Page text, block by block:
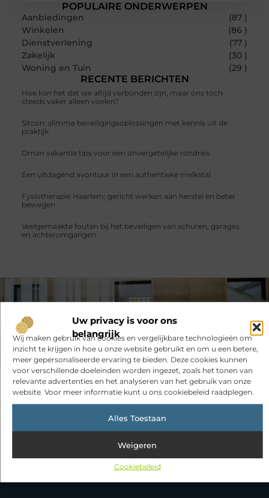
Uw privacy is voor ons
belangrijk
Wij maken gebruik van cookies en vergelijkbare technologieën om
inzicht te krijgen in hoe u onze website gebruikt en om u een betere,
meer gepersonaliseerde ervaring te bieden. Deze cookies kunnen
voor verschillende doeleinden worden ingezet, zoals het tonen van
relevante advertenties en het analyseren van het gebruik van onze
website. Voor meer informatie kunt u ons cookiebeleid raadplegen.
Alles Toestaan
Weigeren
Cookiebeleid
POPULAIRE ONDERWERPEN
Aanbiedingen
(87 )
Winkelen
(86 )
Dienstverlening
(77 )
Zakelijk
(30 )
Woning en Tuin
(29 )
RECENTE BERICHTEN
Hoe kan het dat we altijd verbonden zijn, maar ons toch
steeds vaker alleen voelen?
Sitcon: slimme beveiligingsoplossingen met kennis uit de
praktijk
Oman vakantie tips voor een onvergetelijke rondreis
Een uitdagend avontuur in een authentieke melkstal
Fysiotherapie Haarlem: gericht werken aan herstel en beter
bewegen
Veelgemaakte fouten bij het beveiligen van schuren, garages
en achteromgangen
Had je deze artikelen al bekeken?
Ontdek de boeiende en interessante verhalen die wij voor je in
petto hebben en mis onze artikelen niet. Duik in diverse
VORIGE
Deurkrukken in zwart: een stijlvolle keuze voor elk interieur
VOLGENDE